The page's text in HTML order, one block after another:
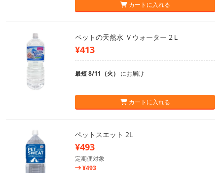
カートに入れる
ペットの天然水 Ｖウォーター 2Ｌ
¥413
最短 8/11（火） にお届け
カートに入れる
ペットスエット 2L
¥493
定期便対象
¥493